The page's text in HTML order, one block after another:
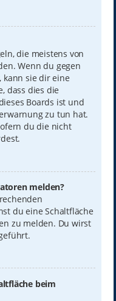
die meistens von
Wenn du gegen
kann sie dir eine
dass dies die
Boards ist und
zu tun hat.
du die nicht
melden?
du eine Schaltfläche
zu melden. Du wirst
beim